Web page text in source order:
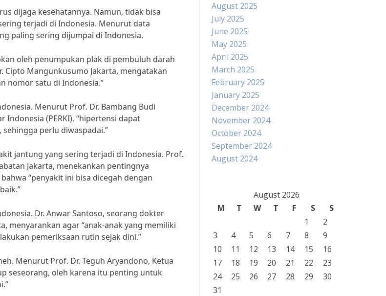
dijaga kesehatannya. Namun, tidak bisa
terjadi di Indonesia. Menurut data
paling sering dijumpai di Indonesia.
oleh penumpukan plak di pembuluh darah
Cipto Mangunkusumo Jakarta, mengatakan
nomor satu di Indonesia.”
Menurut Prof. Dr. Bambang Budi
(PERKI), “hipertensi dapat
perlu diwaspadai.”
jantung yang sering terjadi di Indonesia. Prof.
Jakarta, menekankan pentingnya
“penyakit ini bisa dicegah dengan
Dr. Anwar Santoso, seorang dokter
menyarankan agar “anak-anak yang memiliki
pemeriksaan rutin sejak dini.”
Menurut Prof. Dr. Teguh Aryandono, Ketua
seseorang, oleh karena itu penting untuk
August 2025
July 2025
June 2025
May 2025
April 2025
March 2025
February 2025
January 2025
December 2024
November 2024
October 2024
September 2024
August 2024
August 2026
M
T W T F S
S
1
2
3
4 5 6 7 8
9
10
11 12 13 14 15
16
17
18 19 20 21 22
23
24
25 26 27 28 29
30
31